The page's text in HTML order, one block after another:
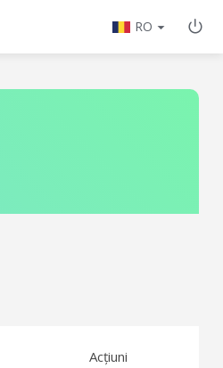
RO
Acțiuni